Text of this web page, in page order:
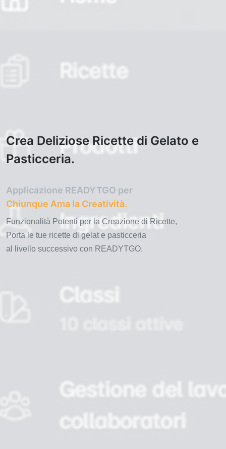
Crea Deliziose Ricette di Gelato e
Pasticceria.
Applicazione READYTGO per
Chiunque Ama la Creatività.
Funzionalità Potenti per la Creazione di Ricette,
Porta le tue ricette di gelat e pasticceria
al livello successivo con READYTGO.